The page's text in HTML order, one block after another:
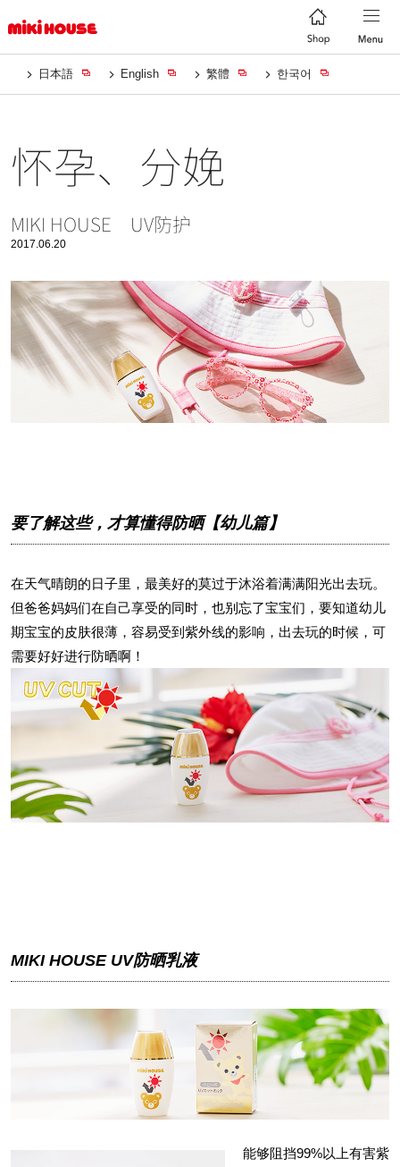
日本語 English 繁體 한국어
怀孕、分娩
MIKI HOUSE UV防护
2017.06.20
要了解这些，才算懂得防晒【幼儿篇】
在天气晴朗的日子里，最美好的莫过于沐浴着满满阳光出去玩。
但爸爸妈妈们在自己享受的同时，也别忘了宝宝们，要知道幼儿
期宝宝的皮肤很薄，容易受到紫外线的影响，出去玩的时候，可
需要好好进行防晒啊！
MIKI HOUSE UV防晒乳液
能够阻挡99%以上有害紫